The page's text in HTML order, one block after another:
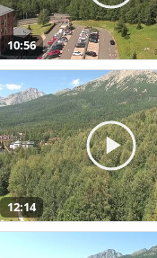
10:56
12:14